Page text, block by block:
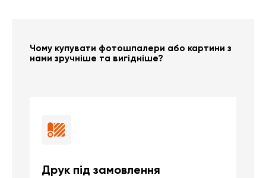
Чому купувати фотошпалери або картини з
нами зручніше та вигідніше?
Друк під замовлення